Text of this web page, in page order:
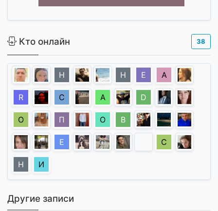
Кто онлайн 38
Н Н Е A
R С А D
О П О В
Е С
Н И
Другие записи